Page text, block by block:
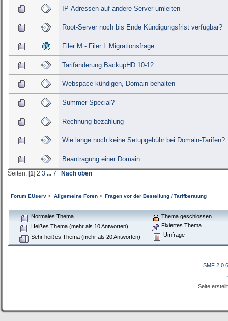
IP-Adressen auf andere Server umleiten
Root-Server noch bis Ende Kündigungsfrist verfügbar?
Filer M - Filer L Migrationsfrage
Tarifänderung BackupHD 10-12
Webspace kündigen, Domain behalten
Summer Special?
Rechnung bezahlung
Wie lange noch keine Setupgebühr bei Domain-Tarifen?
Beantragung einer Domain
Seiten: [1] 2 3 ... 7 Nach oben
Forum EUserv > Allgemeine Foren> Fragen vor der Bestellung / Tarifberatung
Normales Thema
Heißes Thema (mehr als 10 Antworten)
Sehr heißes Thema (mehr als 20 Antworten)
Thema geschlossen
Fixiertes Thema
Umfrage
SMF 2.0.6
Seite